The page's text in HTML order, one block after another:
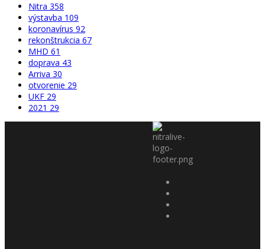
Nitra 358
výstavba 109
koronavírus 92
rekonštrukcia 67
MHD 61
doprava 43
Arriva 30
otvorenie 29
UKF 29
2021 29